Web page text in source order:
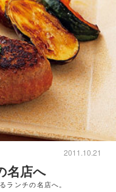
2011.10.21
名店へ
ランチの名店へ。